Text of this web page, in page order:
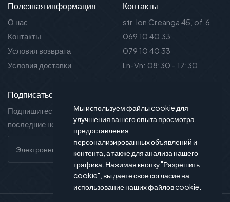
Полезная информация
О нас
Контакты
Условия возврата
Условия доставки
Контакты
str. Ion Creanga 45, of.6
069 10 40 33
079 10 40 33
Ln-Vn: 08:30 - 17:30
Подписаться на новости
Подпишитесь на нашу рассылку и вы будете в курсе
последние новости и предложения.
Мы используем файлы cookie для
улучшения вашего опыта просмотра,
предоставления
персонализированных объявлений и
контента, а также для анализа нашего
трафика. Нажимая кнопку "Разрешить
cookie", вы даете свое согласие на
использование наших файлов cookie.